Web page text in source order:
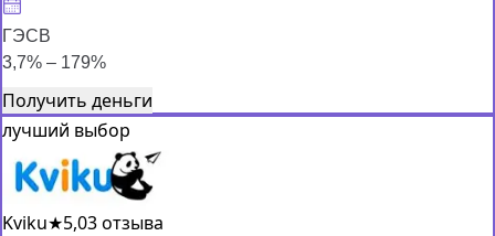
ГЭСВ
3,7% – 179%
Получить деньги
лучший выбор
Kviku★5,03 отзыва